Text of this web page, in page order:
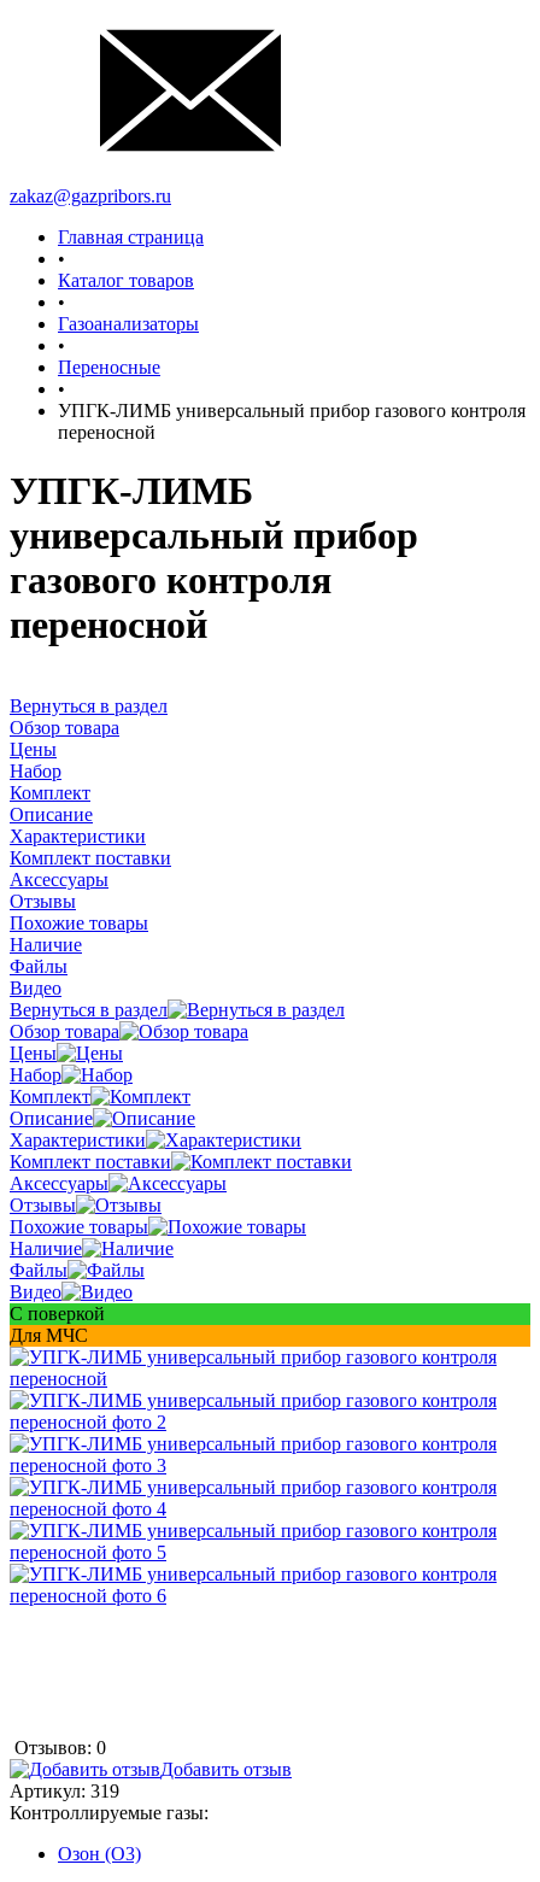
zakaz@gazpribors.ru
Главная страница
•
Каталог товаров
•
Газоанализаторы
•
Переносные
•
УПГК-ЛИМБ универсальный прибор газового контроля
переносной
УПГК-ЛИМБ
универсальный прибор
газового контроля
переносной
Вернуться в раздел
Обзор товара
Цены
Набор
Комплект
Описание
Характеристики
Комплект поставки
Аксессуары
Отзывы
Похожие товары
Наличие
Файлы
Видео
Вернуться в раздел
Обзор товара
Цены
Набор
Комплект
Описание
Характеристики
Комплект поставки
Аксессуары
Отзывы
Похожие товары
Наличие
Файлы
Видео
С поверкой
Для МЧС
Отзывов: 0
Добавить отзыв
Артикул: 319
Контроллируемые газы:
Озон (O3)